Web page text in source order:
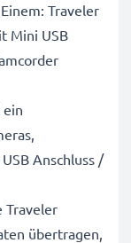
Traveler
Mini USB
ein
Anschluss /
Traveler
übertragen,